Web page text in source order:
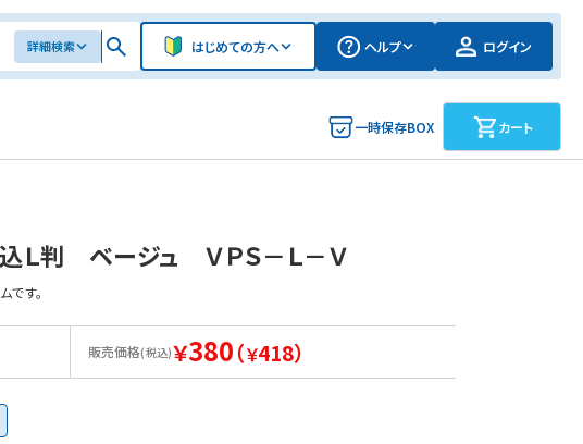
詳細検索 はじめての方へ ヘルプ ログイン
一時保存BOX カート
Ｌ判 ベージュ ＶＰＳ－Ｌ－Ｖ
す。
販売価格(税込)￥380（￥418）